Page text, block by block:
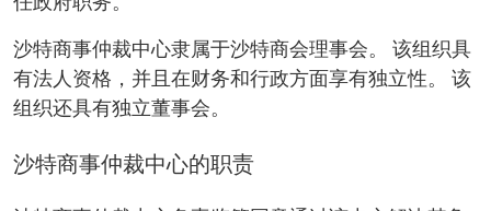
沙特商事仲裁中心隶属于沙特商会理事会。 该组织具
有法人资格，并且在财务和行政方面享有独立性。 该
组织还具有独立董事会。
沙特商事仲裁中心的职责